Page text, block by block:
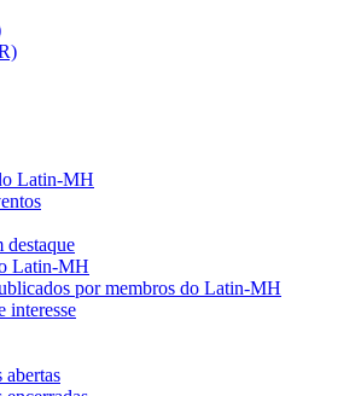
Latin-MH
destaque
Latin-MH
por membros do Latin-MH
interesse
abertas